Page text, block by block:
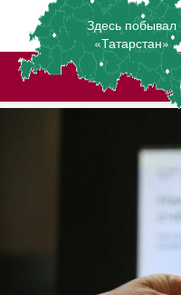
Здесь побывал
«Татарстан»